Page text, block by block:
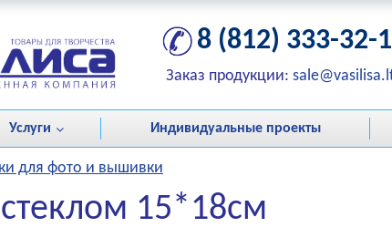
8 (812) 333-32-
Заказ продукции:
Услуги Индивидуальные проекты
для фото и вышивки
15*18см